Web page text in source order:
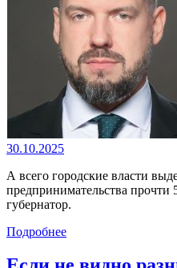
30.10.2025
А всего городские власти
предпринимательства прочти
губернатор.
Подробнее